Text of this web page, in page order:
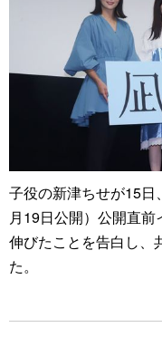
子役の新津ちせが15
月19日公開）公開直
伸びたことを告白し、
た。